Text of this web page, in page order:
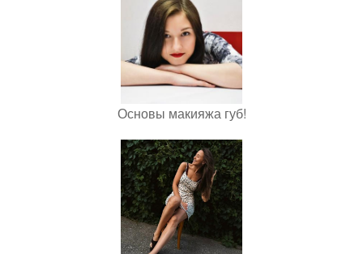
Основы макияжа губ!